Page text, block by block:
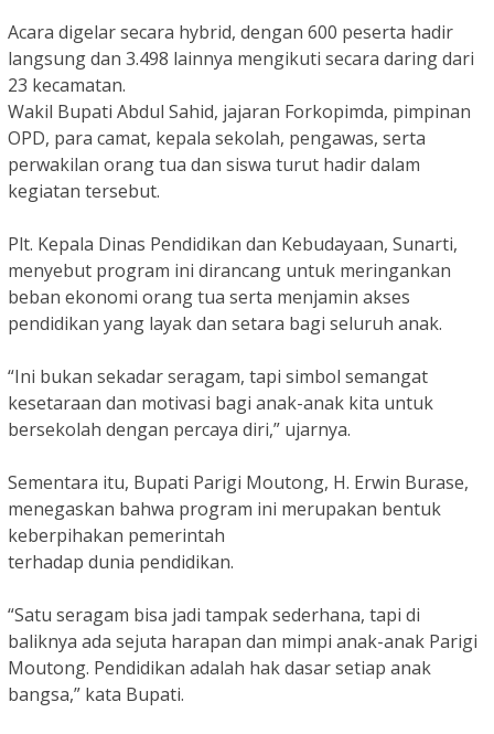
Acara digelar secara hybrid, dengan 600 peserta hadir
langsung dan 3.498 lainnya mengikuti secara daring dari
23 kecamatan.
Wakil Bupati Abdul Sahid, jajaran Forkopimda, pimpinan
OPD, para camat, kepala sekolah, pengawas, serta
perwakilan orang tua dan siswa turut hadir dalam
kegiatan tersebut.
Plt. Kepala Dinas Pendidikan dan Kebudayaan, Sunarti,
menyebut program ini dirancang untuk meringankan
beban ekonomi orang tua serta menjamin akses
pendidikan yang layak dan setara bagi seluruh anak.
“Ini bukan sekadar seragam, tapi simbol semangat
kesetaraan dan motivasi bagi anak-anak kita untuk
bersekolah dengan percaya diri,” ujarnya.
Sementara itu, Bupati Parigi Moutong, H. Erwin Burase,
menegaskan bahwa program ini merupakan bentuk
keberpihakan pemerintah
terhadap dunia pendidikan.
“Satu seragam bisa jadi tampak sederhana, tapi di
baliknya ada sejuta harapan dan mimpi anak-anak Parigi
Moutong. Pendidikan adalah hak dasar setiap anak
bangsa,” kata Bupati.